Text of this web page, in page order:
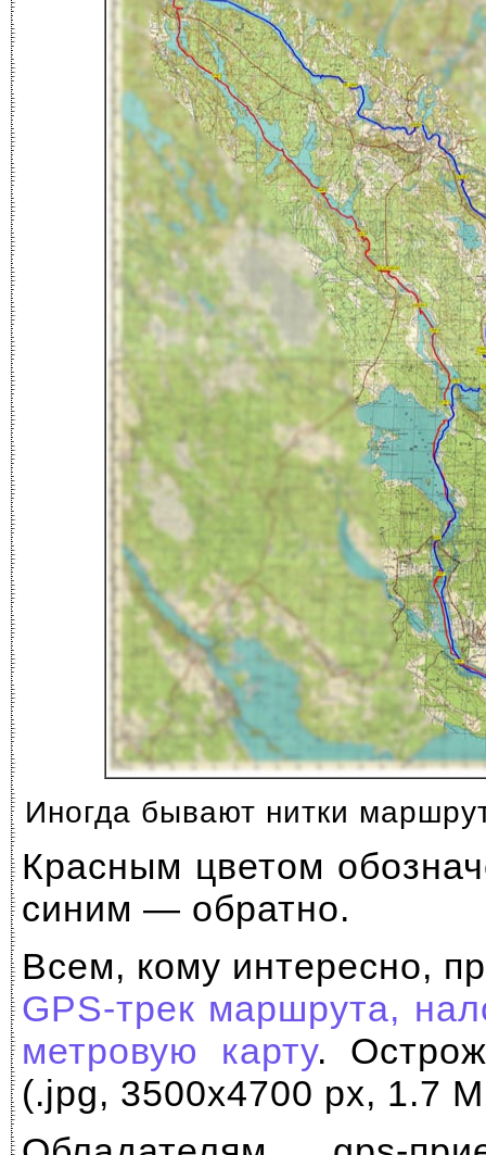
Иногда бывают нитки
Красным цветом
синим — обратно.
Всем, кому интересно,
GPS-трек маршрута,
метровую карту.
(.jpg, 3500x4700 px, 1.7